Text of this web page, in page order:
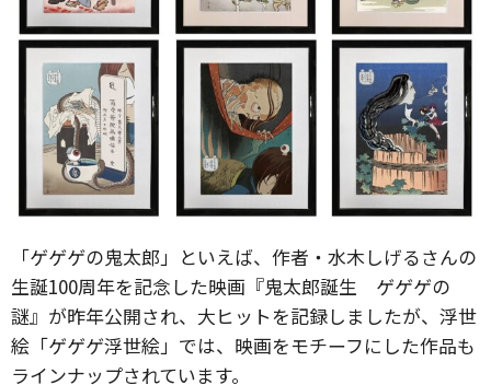
「ゲゲゲの鬼太郎」といえば、作者・水木しげるさんの
生誕100周年を記念した映画『鬼太郎誕生 ゲゲゲの
謎』が昨年公開され、大ヒットを記録しましたが、浮世
絵「ゲゲゲ浮世絵」では、映画をモチーフにした作品も
ラインナップされています。